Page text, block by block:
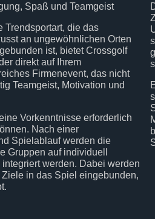
Spaß und Teamgeist
Trendsportart, die das
an ungewöhnlichen Orten
ist, bietet Crossgolf
direkt auf Ihrem
Firmenevent, das nicht
Teamgeist, Motivation und
Vorkenntnisse erforderlich
Nach einer
Spielablauf werden die
Gruppen auf individuell
werden. Dabei werden
in das Spiel eingebunden,